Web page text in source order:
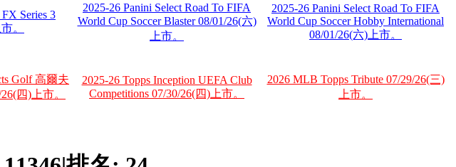
Series 3
。
2025-26 Panini Select Road To FIFA
World Cup Soccer Blaster 08/01/26(六)
上市。
2025-26 Panini Select Road To FIFA
World Cup Soccer Hobby International
08/01/26(六)上市。
Golf 高爾夫
四)上市。
2025-26 Topps Inception UEFA Club
Competitions 07/30/26(四)上市。
2026 MLB Topps Tribute 07/29/26(三)
上市。